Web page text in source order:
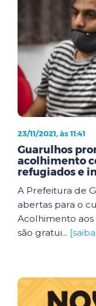
23/11/2021, às 11:41
Guarulhos
acolhimento
refugiados e
A Prefeitura de
abertas para o
Acolhimento aos
são gratui...